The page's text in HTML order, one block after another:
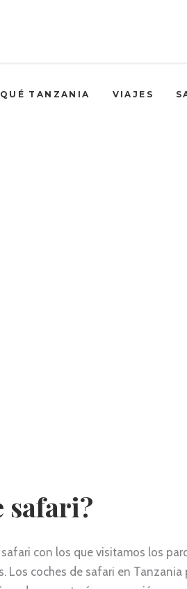
TANZANIA VIAJES
safari?
con los que visitamos los
coches de safari en